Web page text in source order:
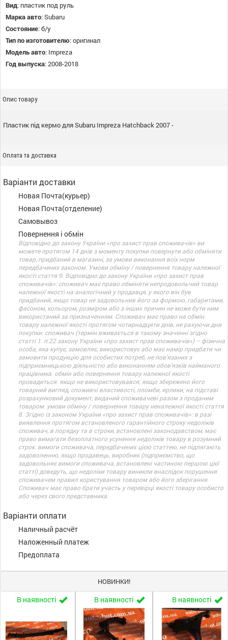
Вид: пластик под руль
Марка авто:Subaru
Состояние:б/у
Тип по изготовителю:оригинал
Модель авто: Impreza
Год выпуска:2008-2018
Опис товару
Пластик під кермо для Subaru Impreza Hatchback 2007 -
Оплата та доставка
Варіанти доставки
Новая Почта(курьер)
Новая Почта(отделение)
Самовывоз
Повернення і обмін
Відповідно до закону України «про захист прав споживачів» ви
можете протягом 14 днів з моменту покупки повернути або обміняти
товар, придбаний в магазині, за умови виконання всіх норм
передбачених законом. Умови обміну / повернення товару належної
якості стаття 9. Відповідно до закону України «про захист прав
споживачів»: споживач має право обміняти непродовольчий товар
належної якості на аналогічний у продавця, у якого він був
придбаний, якщо товар не задовольнив його за формою, габаритами,
фасоном, кольором, розміром або з інших причин не може бути ним
використаний за призначенням. Споживач має право на обмін
товару належної якості протягом чотирнадцяти днів, не рахуючи дня
покупки. споживач (термін вживається в такому значенні згідно
статті 1. п.22 закону України «про захист прав споживачів») – фізична
особа, яка купує, замовляє, використовує або має намір придбати чи
замовити продукцію для особистих потреб, не пов’язаних з
підприємницькою діяльністю або виконанням обов’язків найманого
працівника. обмін або повернення товару належної якості
провадиться: якщо не використовувався; якщо збережено його
товарний вигляд, споживчі властивості, пломби, ярлики; на підставі
розрахунковий документ, виданий споживачеві разом з проданим
товаром. умови обміну / повернення товару неналежної якості стаття
8. Згідно із законом України «про захист прав споживачів»: в разі
виявлення протягом встановленого гарантійного строку недоліків
споживач, в порядку та в строки, встановлені законодавством, має
право вимагати безоплатного усунення недоліків товару в розумний
строк. вимоги споживача, передбачених цією статтею, не підлягають
задоволенню, якщо продавець, виробник (підприємство, що
задовольняє вимоги споживача, встановлені частиною першою цієї
статті) доведуть, що недоліки товару виникли внаслідок порушення
споживачем правил користування товаром або його зберігання.
Споживач має право брати участь у перевірці якості товару особисто
або через свого представника.
Варіанти оплати
Наличный расчёт
Наложенный платеж
Предоплата
НОВИНКИ!
В наявності В наявності В наявності